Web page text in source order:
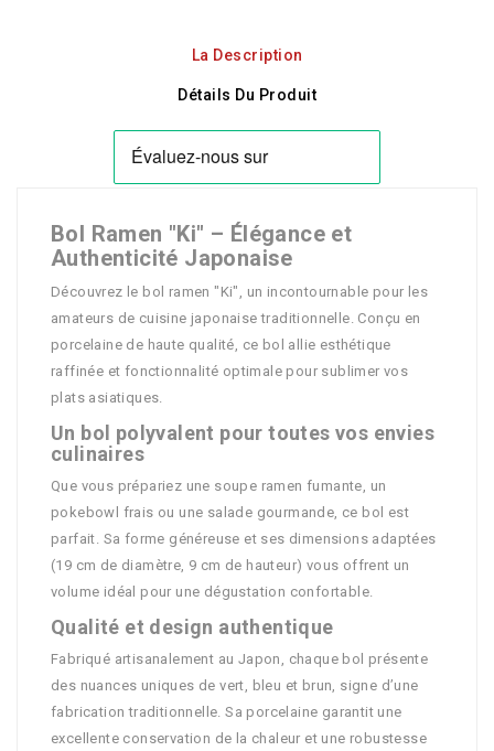
La Description
Détails Du Produit
Bol Ramen "Ki" – Élégance et
Authenticité Japonaise
Découvrez le bol ramen "Ki", un incontournable pour les
amateurs de cuisine japonaise traditionnelle. Conçu en
porcelaine de haute qualité, ce bol allie esthétique
raffinée et fonctionnalité optimale pour sublimer vos
plats asiatiques.
Un bol polyvalent pour toutes vos envies
culinaires
Que vous prépariez une soupe ramen fumante, un
pokebowl frais ou une salade gourmande, ce bol est
parfait. Sa forme généreuse et ses dimensions adaptées
(19 cm de diamètre, 9 cm de hauteur) vous offrent un
volume idéal pour une dégustation confortable.
Qualité et design authentique
Fabriqué artisanalement au Japon, chaque bol présente
des nuances uniques de vert, bleu et brun, signe d’une
fabrication traditionnelle. Sa porcelaine garantit une
excellente conservation de la chaleur et une robustesse